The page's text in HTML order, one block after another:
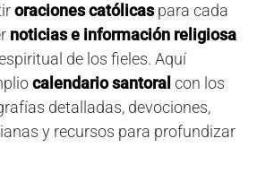
oraciones católicaspara cada
noticias e información religiosa
de los fieles. Aquí
calendario santoral con los
detalladas, devociones,
y recursos para profundizar